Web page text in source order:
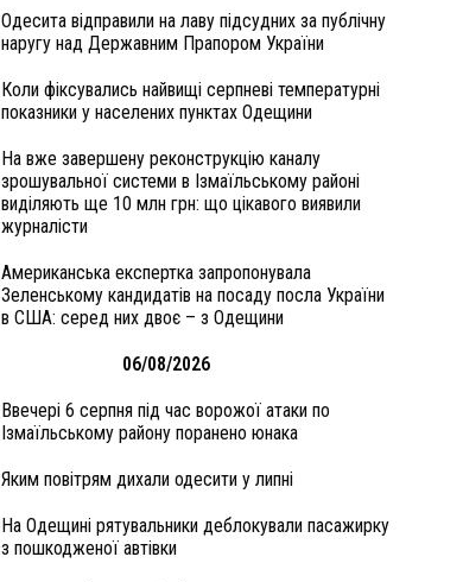
Одесита відправили на лаву підсудних за публічну
наругу над Державним Прапором України
Коли фіксувались найвищі серпневі температурні
показники у населених пунктах Одещини
На вже завершену реконструкцію каналу
зрошувальної системи в Ізмаїльському районі
виділяють ще 10 млн грн: що цікавого виявили
журналісти
Американська експертка запропонувала
Зеленському кандидатів на посаду посла України
в США: серед них двоє – з Одещини
06/08/2026
Ввечері 6 серпня під час ворожої атаки по
Ізмаїльському району поранено юнака
Яким повітрям дихали одесити у липні
На Одещині рятувальники деблокували пасажирку
з пошкодженої автівки